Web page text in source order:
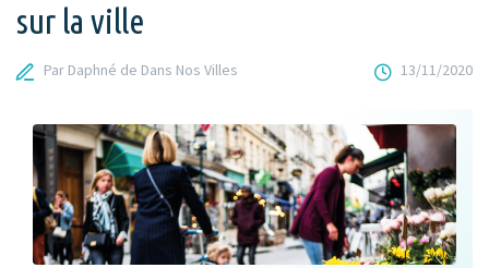
sur la ville
Par Daphné de Dans Nos Villes 13/11/2020